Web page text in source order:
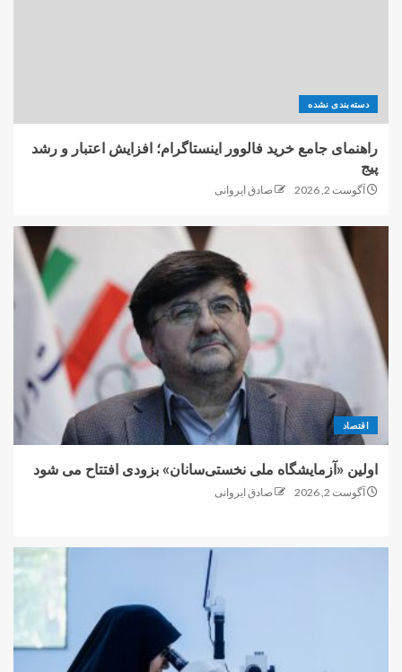
دسته‌بندی نشده
راهنمای جامع خرید فالوور اینستاگرام؛ افزایش اعتبار و رشد
پیج
آگوست 2, 2026 صادق ایروانی
اقتصاد
اولین «آزمایشگاه ملی نخستی‌سانان» بزودی افتتاح می شود
آگوست 2, 2026 صادق ایروانی